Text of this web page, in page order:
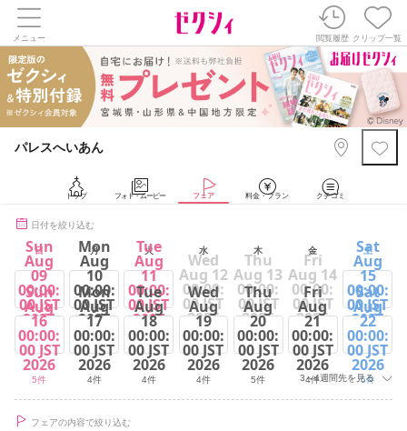
メニュー 閲覧履歴 クリップ一覧
パレスへいあん
トップ フォト・ムービー フェア 料金・プラン クチコミ
日付を絞り込む
日 月 火 水 木 金 土
Sun
Aug
09
00:00:
00 JST
2026
5件
Mon
Aug
10
00:00:
00 JST
2026
5件
Tue
Aug
11
00:00:
00 JST
2026
3件
Wed
Aug 12
00:00:
00 JST
2026
Thu
Aug 13
00:00:
00 JST
2026
Fri
Aug 14
00:00:
00 JST
2026
Sat
Aug
15
00:00:
00 JST
2026
5件
Sun
Aug
16
00:00:
00 JST
2026
5件
Mon
Aug
17
00:00:
00 JST
2026
4件
Tue
Aug
18
00:00:
00 JST
2026
4件
Wed
Aug
19
00:00:
00 JST
2026
4件
Thu
Aug
20
00:00:
00 JST
2026
5件
Fri
Aug
21
00:00:
00 JST
2026
4件
Sat
Aug
22
00:00:
00 JST
2026
5件
3～4週間先を見る
フェアの内容で絞り込む